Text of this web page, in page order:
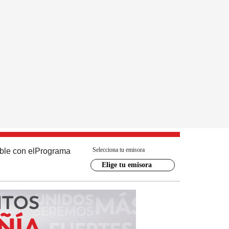
con el Programa Selecciona tu emisora
Elige tu emisora